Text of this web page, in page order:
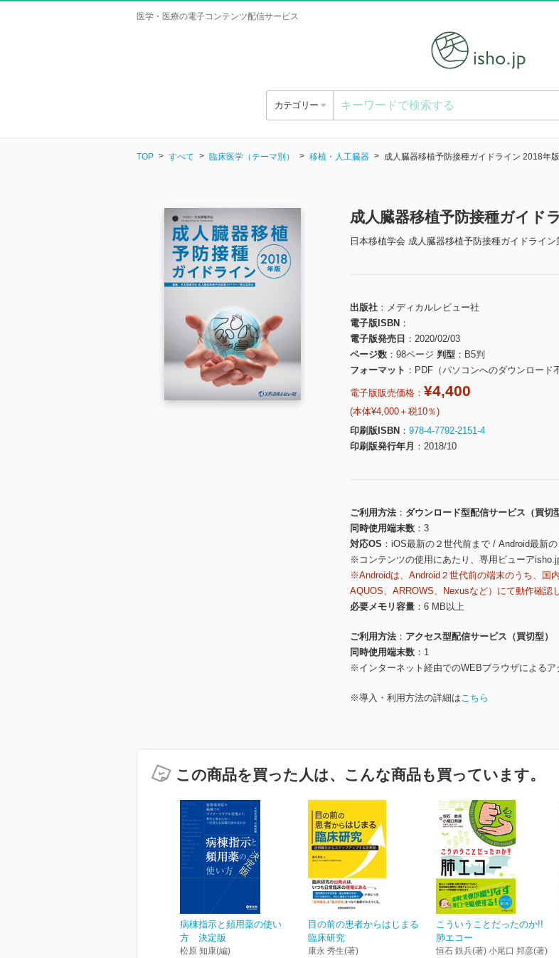
医学・医療の電子コンテンツ配信サービス
カテゴリー
TOP すべて 臨床医学（テーマ別） 移植・人工臓器 成人臓器移植予防接種ガイドライン 2018年版
成人臓器移植予防接種ガイド
日本移植学会 成人臓器移植予防接種ガイドライ
出版社
メディカルレビュー社
電子版ISBN
電子版発売日
2020/02/03
ページ数
98ページ 判型
B5判
フォーマット
PDF（パソコンへのダウンロード
電子版販売価格： ¥4,400
(本体¥4,000＋税10％)
印刷版ISBN
978-4-7792-2151-4
印刷版発行年月
2018/10
ご利用方法
ダウンロード型配信サービス（買切
同時使用端末数
3
対応OS
iOS最新の２世代前まで / Android最新
※コンテンツの使用にあたり、専用ビューア
※Androidは、Android２世代前の端末のうち、国
AQUOS、ARROWS、Nexusなど）にて動作確認
必要メモリ容量
6 MB以上
ご利用方法
アクセス型配信サービス（買切型）
同時使用端末数
1
※インターネット経由でのWEBブラウザによるア
※導入・利用方法の詳細はこちら
この商品を買った人は、こんな商品も買っています。
病棟指示と頻用薬の使い
方 決定版
松原 知康(編)
目の前の患者からはじまる
臨床研究
康永 秀生(著)
こういうことだったのか!!
肺エコー
恒石 鉄兵(著) 小尾口 邦彦(著)